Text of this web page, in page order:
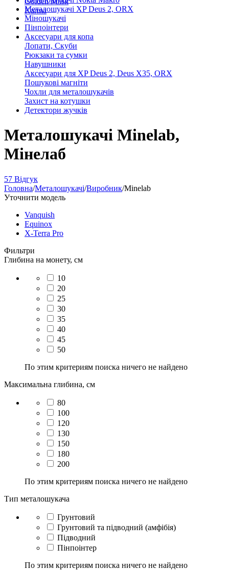
Karma
Металошукачі XP Deus 2, ORX
Міношукачі
Пінпоінтери
Аксесуари для копа
Лопати, Скуби
Рюкзаки та сумки
Навушники
Аксесуари для XP Deus 2, Deus X35, ORX
Пошукові магніти
Чохли для металошукачів
Захист на котушки
Детектори жучків
Металошукачі Minelab,
Мінелаб
57 Відгук
Головна/Металошукачі/Виробник/Minelab
Уточнити модель
Vanquish
Equinox
X-Terra Pro
Фильтри
Глибина на монету, см
10
20
25
30
35
40
45
50
По этим критериям поиска ничего не найдено
Максимальна глибина, см
80
100
120
130
150
180
200
По этим критериям поиска ничего не найдено
Тип металошукача
Грунтовий
Грунтовий та підводний (амфібія)
Підводний
Пінпоінтер
По этим критериям поиска ничего не найдено